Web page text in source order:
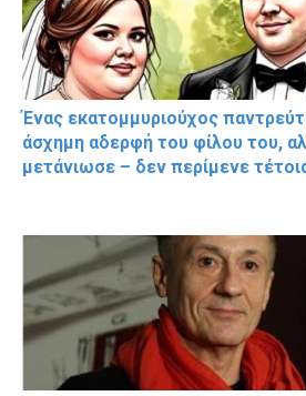
Ένας εκατομμυριούχος
άσχημη αδερφή του φίλου του,
μετάνιωσε – δεν περίμενε